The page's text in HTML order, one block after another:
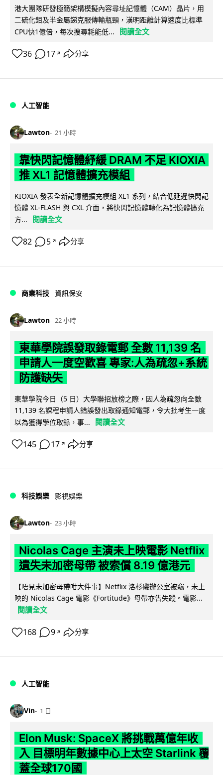
港大團隊研發極簡架構模擬內容尋址記憶體（CAM）晶片，用
二硫化鉬及半金屬銻克服傳輸瓶頸，漢明距離計算速度比標準
CPU快1億倍，每次搜尋耗能低...
閱讀全文
36 17 ↗ 分享
人工智能
Lawton 21 小時
靠快閃記憶體紓緩 DRAM 不足 KIOXIA
推 XL1 記憶體擴充模組
KIOXIA 發表全新記憶體擴充模組 XL1 系列，結合低延遲快閃記
憶體 XL-FLASH 與 CXL 介面，將快閃記憶體轉化為記憶體擴充
方...
閱讀全文
82 5 ↗ 分享
商業科技 資訊保安
Lawton 22 小時
東華學院誤發取錄電郵 全數 11,139 名
申請人一度空歡喜 專家:人為疏忽+系統
防護缺失
東華學院今日（5 日）大學聯招放榜之際，因人為疏忽向全數
11,139 名課程申請人錯誤發出取錄通知電郵，令大批考生一度
以為獲得學位取錄，事...
閱讀全文
145 17 ↗ 分享
科技娛樂 影視娛樂
Lawton 23 小時
Nicolas Cage 主演未上映電影 Netflix
遺失未加密母帶 被索償 8.19 億港元
【唔見未加密母帶咁大件事】Netflix 洛杉磯辦公室被竊，未上
映的 Nicolas Cage 電影《Fortitude》母帶亦告失蹤。電影...
閱讀全文
168 9 ↗ 分享
人工智能
Vin 1 日
Elon Musk: SpaceX 將挑戰萬億年收
入 目標明年數據中心上太空 Starlink 覆
蓋全球170國